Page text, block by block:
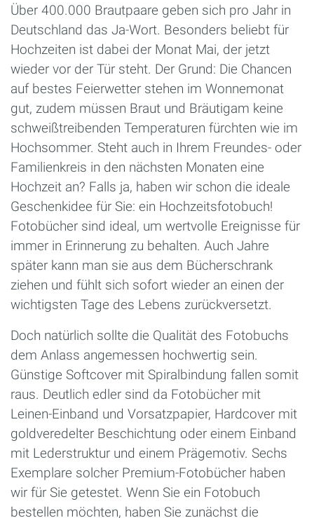
Über 400.000 Brautpaare geben sich pro Jahr in
Deutschland das Ja-Wort. Besonders beliebt für
Hochzeiten ist dabei der Monat Mai, der jetzt
wieder vor der Tür steht. Der Grund: Die Chancen
auf bestes Feierwetter stehen im Wonnemonat
gut, zudem müssen Braut und Bräutigam keine
schweißtreibenden Temperaturen fürchten wie im
Hochsommer. Steht auch in Ihrem Freundes- oder
Familienkreis in den nächsten Monaten eine
Hochzeit an? Falls ja, haben wir schon die ideale
Geschenkidee für Sie: ein Hochzeitsfotobuch!
Fotobücher sind ideal, um wertvolle Ereignisse für
immer in Erinnerung zu behalten. Auch Jahre
später kann man sie aus dem Bücherschrank
ziehen und fühlt sich sofort wieder an einen der
wichtigsten Tage des Lebens zurückversetzt.
Doch natürlich sollte die Qualität des Fotobuchs
dem Anlass angemessen hochwertig sein.
Günstige Softcover mit Spiralbindung fallen somit
raus. Deutlich edler sind da Fotobücher mit
Leinen-Einband und Vorsatzpapier, Hardcover mit
goldveredelter Beschichtung oder einem Einband
mit Lederstruktur und einem Prägemotiv. Sechs
Exemplare solcher Premium-Fotobücher haben
wir für Sie getestet. Wenn Sie ein Fotobuch
bestellen möchten, haben Sie zunächst die